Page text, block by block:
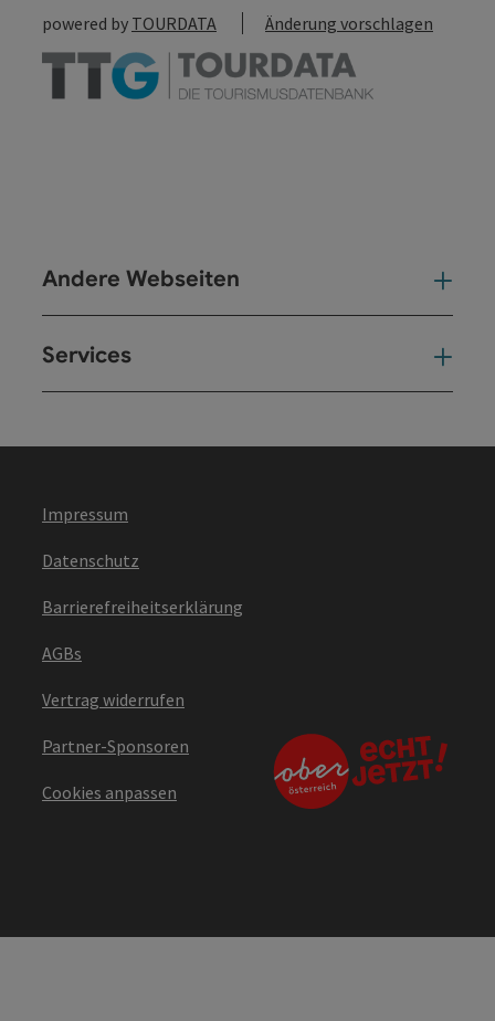
powered by TOURDATA Änderung vorschlagen
Andere Webseiten
Services
Impressum
Datenschutz
Barrierefreiheitserklärung
AGBs
Vertrag widerrufen
Partner-Sponsoren
Cookies anpassen